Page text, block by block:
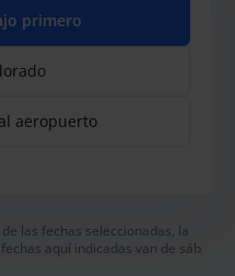
primero
aeropuerto
las fechas seleccionadas, la
aquí indicadas van de sáb